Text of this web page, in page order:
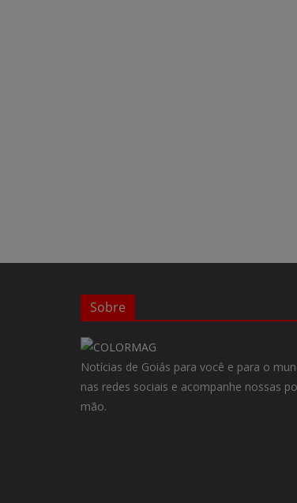
Sobre
Notícias de Goiás para você e para o
nas redes sociais e acompanhe nossas
mão.